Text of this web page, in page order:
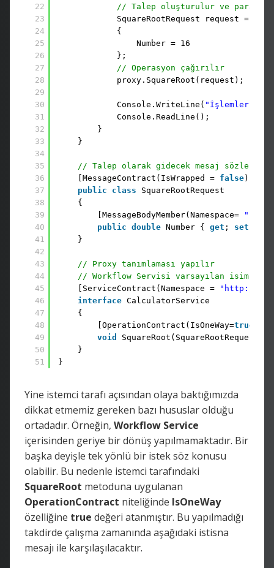
22
23
24
25
26
27
28
29
30
31
32
33
34
35
36
37
38
39
40
41
42
43
44
45
46
47
48
49
50
51
// Talep oluşturulur ve
SquareRootRequest request =
{
Number = 16
};
// Operasyon çağırılır
proxy.SquareRoot(request);
Console.WriteLine( "İşlemler
Console.ReadLine();
}
}
// Talep olarak gidecek mesaj sözleşmesi
[MessageContract(IsWrapped = false)]
public
class
SquareRootRequest
{
[MessageBodyMember(Namespace=
public double Number { get ; set
}
// Proxy tanımlaması yapılır
// Workflow Servisi varsayılan isim
[ServiceContract(Namespace =
"http://
interface CalculatorService
{
[OperationContract(IsOneWay=true
void
SquareRoot(SquareRootRequest
}
}
Yine istemci tarafı açısından olaya baktığımızda
dikkat etmemiz gereken bazı hususlar olduğu
ortadadır. Örneğin, Workflow Service
içerisinden geriye bir dönüş yapılmamaktadır. Bir
başka deyişle tek yönlü bir istek söz konusu
olabilir. Bu nedenle istemci tarafındaki
SquareRoot metoduna uygulanan
OperationContract niteliğinde IsOneWay
özelliğine true değeri atanmıştır. Bu yapılmadığı
takdirde çalışma zamanında aşağıdaki istisna
mesajı ile karşılaşılacaktır.